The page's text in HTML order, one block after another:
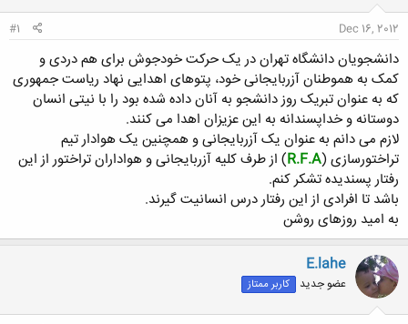
ه
م
و
ض
و
ع
ع
Dec 16, 2012
#1
دانشجویان دانشگاه تهران در یک حرکت خودجوش برای هم دردی و
کمک به هموطنان آزربایجانی خود، پتوهای اهدایی نهاد ریاست جمهوری
که به عنوان تبریک روز دانشجو به آنان داده شده بود را با نیتی انسان
دوستانه و خداپسندانه به این عزیزان اهدا می کنند.
لازم می دانم به عنوان یکآزربایجانیو همچنین یک هوادار تیم
تراختورسازی (R.F.A) از طرف کلیه آزربایجانیو هواداران تراختور از این
رفتار پسندیده تشکر کنم.
باشد تا افرادی از این رفتار درس انسانیت گیرند.
به امید روزهای روشن
E.lahe
عضو جدید کاربر ممتاز